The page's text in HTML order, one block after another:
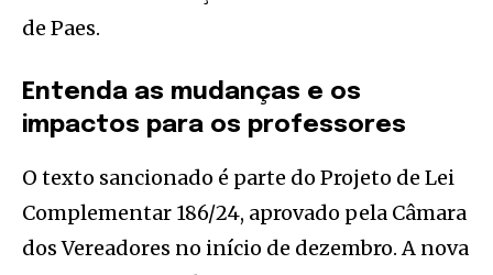
de Paes.
Entenda as mudanças e os
impactos para os professores
O texto sancionado é parte do Projeto de Lei
Complementar 186/24, aprovado pela Câmara
dos Vereadores no início de dezembro. A nova